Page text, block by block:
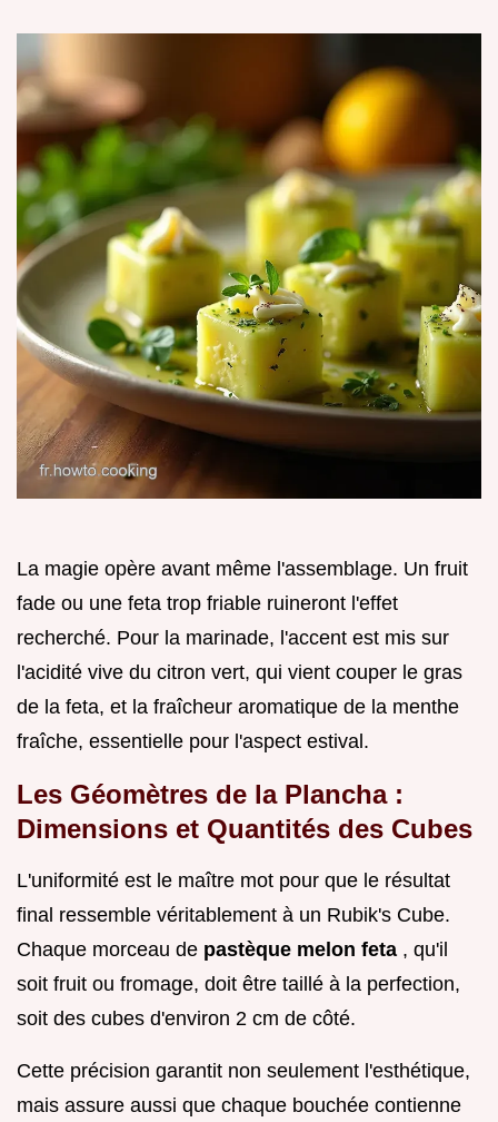
La magie opère avant même l'assemblage. Un fruit
fade ou une feta trop friable ruineront l'effet
recherché. Pour la marinade, l'accent est mis sur
l'acidité vive du citron vert, qui vient couper le gras
de la feta, et la fraîcheur aromatique de la menthe
fraîche, essentielle pour l'aspect estival.
Les Géomètres de la Plancha :
Dimensions et Quantités des Cubes
L'uniformité est le maître mot pour que le résultat
final ressemble véritablement à un Rubik's Cube.
Chaque morceau de pastèque melon feta , qu'il
soit fruit ou fromage, doit être taillé à la perfection,
soit des cubes d'environ 2 cm de côté.
Cette précision garantit non seulement l'esthétique,
mais assure aussi que chaque bouchée contienne